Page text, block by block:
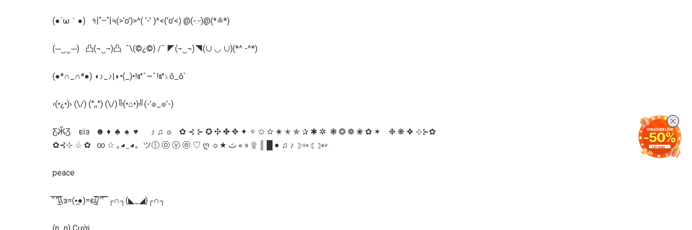
(●´ω｀●) १|˚–˚|५(>‘o’)>^( ‘-’ )^<(‘o’<) @(ᵕ.ᵕ)@(*≗*)
(─‿‿─) 凸(¬‿¬)凸 ¯\(©¿©) /¯ ◤(¬‿¬)◥(∪ ◡ ∪)(*^ -^*)
(●*∩_∩*●) ◖♪_♪|◗•(_)•!⑈ˆ~ˆ!⑈⋋ō_ō`
‹(•¿•)› (\/) (°,,°) (\/)╚(•⌂•)╝(-’๏_๏’-)
Ƹ̴Ӂ̴Ʒ εїз ☻ ♦ ♣ ♠ ♥ ♪ ♫ ☼ ✿ ⊰ ⊱ ✪ ✣ ✤ ✥ ✦ ✧ ✩ ✫ ✬ ✭ ✯ ✰ ✱ ✲ ❃ ❂ ❁ ❀ ✿ ✶ ❉ ❋ ❖ ⊹⊱✿
✿⊰⊹ ♧ ✿ ∞ ☆ ｡◕‿◕｡ ツⓛ ⓞ ⓥ ⓔ ♡ ღ ☼★ ٿ « » ۩ ║ █ ● ♫ ♪ ☽☜ ☾☽☞
peace
̿’ ̿’\̵͇̿̿\з=(•̪●)=ε/̵͇̿̿/’̿’̿ ̿ ┌∩┐(◣_◢)┌∩┐